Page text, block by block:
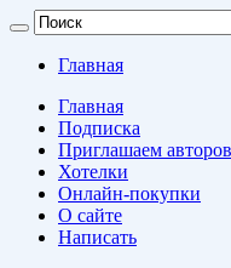
Главная
Главная
Подписка
Приглашаем авторов
Хотелки
Онлайн-покупки
О сайте
Написать